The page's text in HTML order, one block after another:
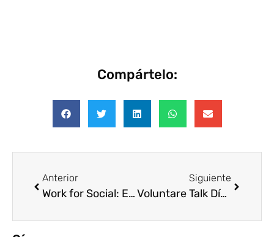
Compártelo:
Anterior
Work for Social: Empresas europeas se unen para derribar las barreras tras la maternidad y la paternidad
Siguiente
Voluntare Talk Día Internacional de las Personas Mayores